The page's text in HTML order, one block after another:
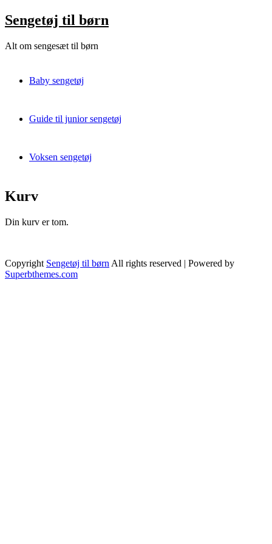
Skip
to
Sengetøj til børn
Alt om sengesæt til børn
Baby sengetøj
Guide til junior sengetøj
Voksen sengetøj
Kurv
Din kurv er tom.
Copyright Sengetøj til børn All rights reserved | Powered by
Superbthemes.com